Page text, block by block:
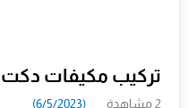
تركيب مكيفات دكت
2 مشاهدة (6/5/2023)